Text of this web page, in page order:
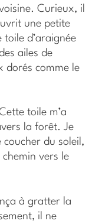
Curieux, il
une petite
d’araignée
ailes de
dorés comme le
toile m’a
la forêt. Je
du soleil,
vers le
à gratter la
il ne